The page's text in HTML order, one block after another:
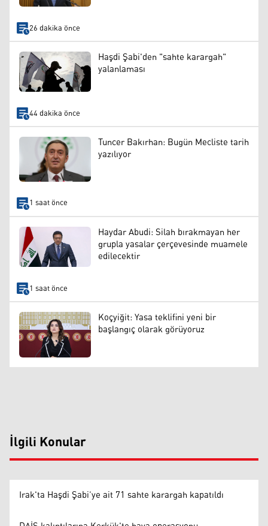
26 dakika önce
Haşdi Şabi'den "sahte karargah"
yalanlaması
44 dakika önce
Tuncer Bakırhan: Bugün Mecliste tarih
yazılıyor
1 saat önce
Haydar Abudi: Silah bırakmayan her
grupla yasalar çerçevesinde muamele
edilecektir
1 saat önce
Koçyiğit: Yasa teklifini yeni bir
başlangıç olarak görüyoruz
İlgili Konular
Irak'ta Haşdi Şabi’ye ait 71 sahte karargah kapatıldı